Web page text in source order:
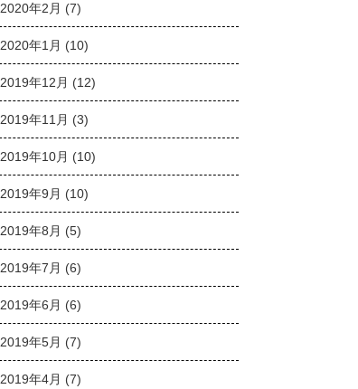
2020年2月 (7)
2020年1月 (10)
2019年12月 (12)
2019年11月 (3)
2019年10月 (10)
2019年9月 (10)
2019年8月 (5)
2019年7月 (6)
2019年6月 (6)
2019年5月 (7)
2019年4月 (7)